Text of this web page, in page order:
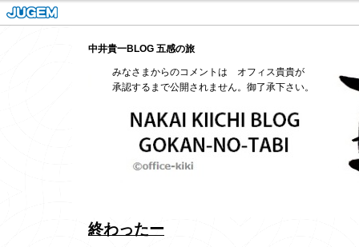
中井貴一BLOG 五感の旅
みなさまからのコメントは オフィス貴貴が
承認するまで公開されません。御了承下さい。
終わったー